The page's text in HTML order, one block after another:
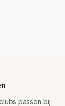
passen bij